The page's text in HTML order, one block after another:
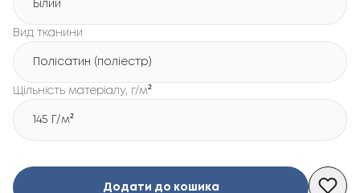
Білий
Вид тканини
Полісатин (поліестр)
Щільність матеріалу, г/м²
145 Г/м²
Додати до кошика